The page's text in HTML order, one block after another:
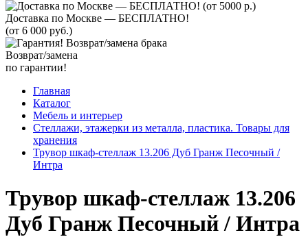
Доставка по Москве — БЕСПЛАТНО!
(от 6 000 руб.)
Возврат/замена
по гарантии!
Главная
Каталог
Мебель и интерьер
Стеллажи, этажерки из металла, пластика. Товары для
хранения
Трувор шкаф-стеллаж 13.206 Дуб Гранж Песочный /
Интра
Трувор шкаф-стеллаж 13.206
Дуб Гранж Песочный / Интра